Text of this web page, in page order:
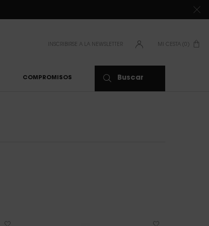
INSCRIBIRSE A LA NEWSLETTER MI CESTA 0
0 PRODUCTO
COMPROMISOS Buscar